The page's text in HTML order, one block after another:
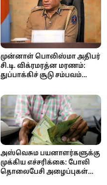
முன்னாள் பொலிஸ்மா அதிபர்
சி.டி. விக்ரமரத்ன மரணம்:
துப்பாக்கிச் சூடு சம்பவம்
ஆரம்பம்
அஸ்வெசும பயனாளர்களுக்கு
முக்கிய எச்சரிக்கை: போலி
தொலைபேசி அழைப்புகள்